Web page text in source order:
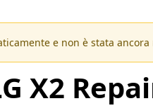
e non è stata
X2